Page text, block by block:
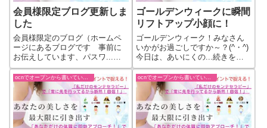
会員様限定ブログ更新しま
した
会員様限定のブログ（ホームペ
ージにあるブログです 事前に
お伝えしています、パスワ...続
きをもっと見る
ゴールデンウィークに瞬間
リフトアップ小顔に！
ゴールデンウィーク！みなさん
いかがお過ごしですか～？(^・^)
今日は、あいにくの...続きをも
っと見る
ocnでオープンから書いていた過去ブログ ocnでオープンから書いていた過去ブログ